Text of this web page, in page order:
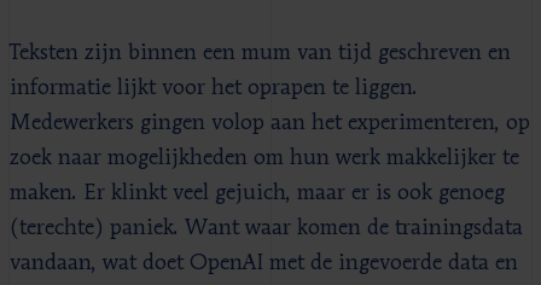
Teksten zijn binnen een mum van tijd geschreven en
informatie lijkt voor het oprapen te liggen.
Medewerkers gingen volop aan het experimenteren, op
zoek naar mogelijkheden om hun werk makkelijker te
maken. Er klinkt veel gejuich, maar er is ook genoeg
(terechte) paniek. Want waar komen de trainingsdata
vandaan, wat doet OpenAI met de ingevoerde data en